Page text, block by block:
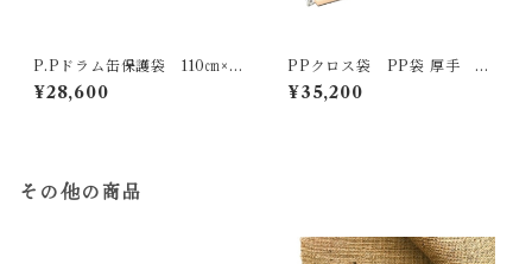
P.Pドラム缶保護袋 110㎝×1
30㎝ ダブル(2重) 輸入品
50枚入
¥28,600
PPクロス袋 PP袋 厚手 62
cm×102cm ひもなし ベー
ジュ 200枚入り
¥35,200
その他の商品